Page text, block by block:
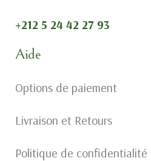
+212 5 24 42 27 93
Aide
Options de paiement
Livraison et Retours
Politique de confidentialité